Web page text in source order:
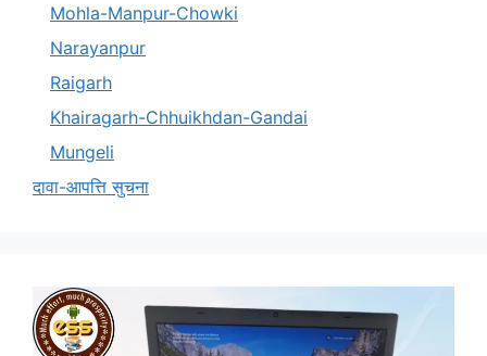
Mohla-Manpur-Chowki
Narayanpur
Raigarh
Khairagarh-Chhuikhdan-Gandai
Mungeli
दावा-आपत्ति सुचना